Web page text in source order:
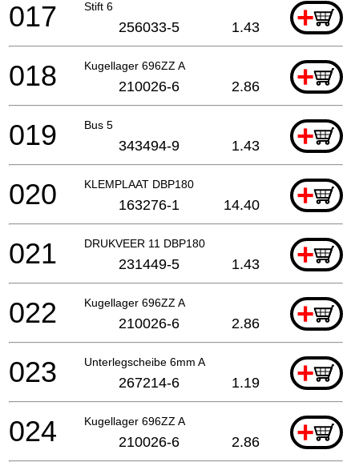
Stift 6 +
017 256033-5 1.43
Kugellager 696ZZ A +
018 210026-6 2.86
Bus 5 +
019 343494-9 1.43
KLEMPLAAT DBP180 +
020 163276-1 14.40
DRUKVEER 11 DBP180 +
021 231449-5 1.43
Kugellager 696ZZ A +
022 210026-6 2.86
Unterlegscheibe 6mm A +
023 267214-6 1.19
Kugellager 696ZZ A +
024 210026-6 2.86